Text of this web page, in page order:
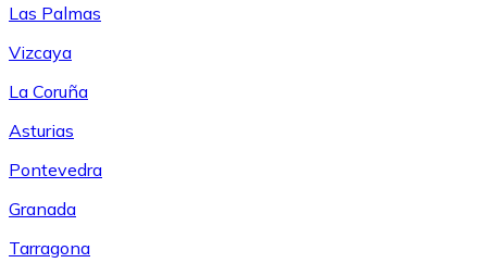
Las Palmas
Vizcaya
La Coruña
Asturias
Pontevedra
Granada
Tarragona